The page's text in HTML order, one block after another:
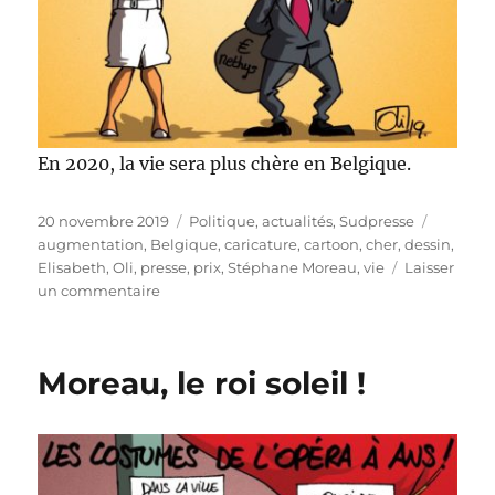
En 2020, la vie sera plus chère en Belgique.
Publié
le
20 novembre 2019 Catégories
Politique, actualités,Sudpresse
augmentation, Belgique,caricature,cartoon,cher,dessin,
Elisabeth,Oli, presse, prix,Stéphane Moreau,vie
Laisser
un commentairesur
Moreau, le roi soleil !